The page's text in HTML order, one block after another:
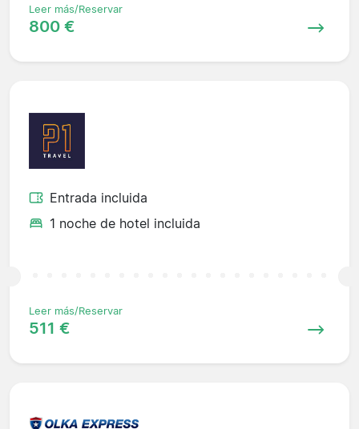
Leer más/Reservar
800 €
Entrada incluida
1 noche de hotel incluida
Leer más/Reservar
511 €